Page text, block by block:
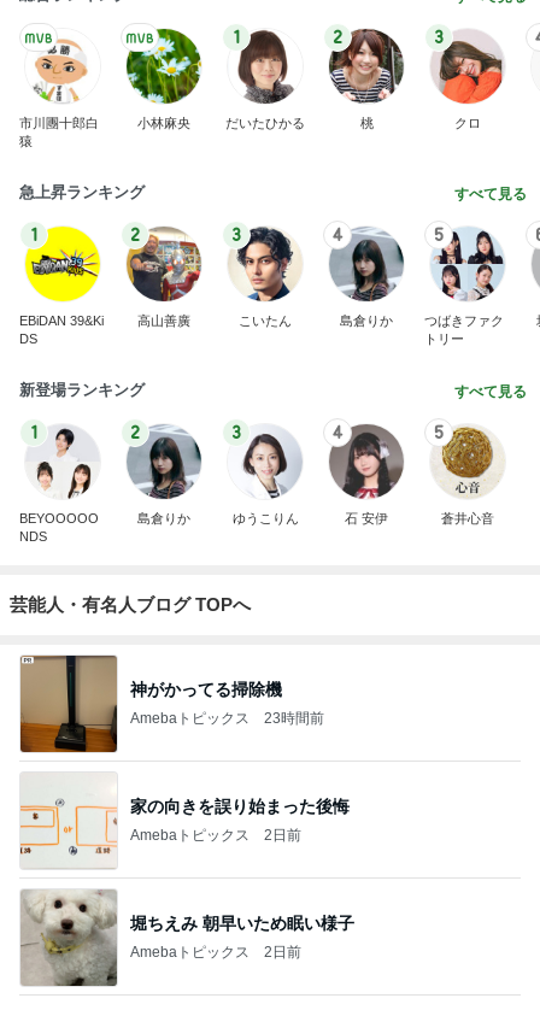
市川團十郎白
猿
小林麻央
1
だいたひかる
2
桃
3
クロ
急上昇ランキング すべて見る
1
EBiDAN 39&Ki
DS
2
高山善廣
3
こいたん
4
島倉りか
5
つばきファク
トリー
新登場ランキング すべて見る
1
BEYOOOOO
NDS
2
島倉りか
3
ゆうこりん
4
石 安伊
5
蒼井心音
芸能人・有名人ブログ TOPへ
神がかってる掃除機
Amebaトピックス 23時間前
家の向きを誤り始まった後悔
Amebaトピックス 2日前
堀ちえみ 朝早いため眠い様子
Amebaトピックス 2日前